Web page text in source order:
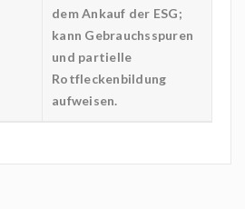
dem Ankauf der ESG;
kann Gebrauchsspuren
und partielle
Rotfleckenbildung
aufweisen.